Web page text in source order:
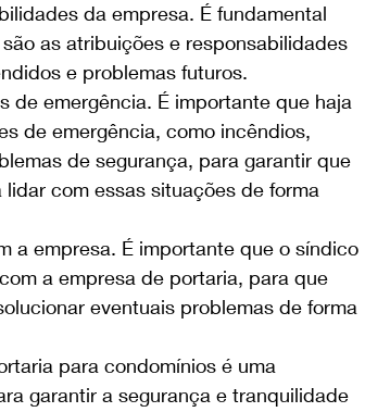
da empresa. É fundamental
as atribuições e responsabilidades
e problemas futuros.
de emergência. É importante que haja
de emergência, como incêndios,
de segurança, para garantir que
com essas situações de forma
a empresa. É importante que o síndico
a empresa de portaria, para que
eventuais problemas de forma
para condomínios é uma
garantir a segurança e tranquilidade